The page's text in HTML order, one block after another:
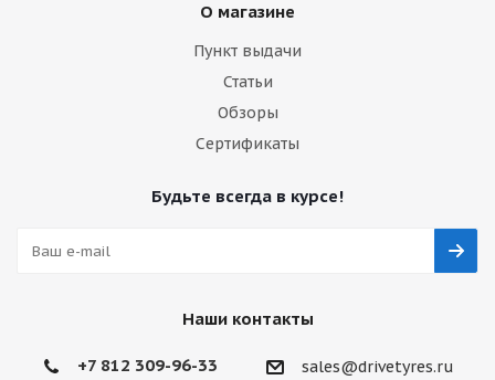
О магазине
Пункт выдачи
Статьи
Обзоры
Сертификаты
Будьте всегда в курсе!
Наши контакты
+7 812 309-96-33 sales@drivetyres.ru